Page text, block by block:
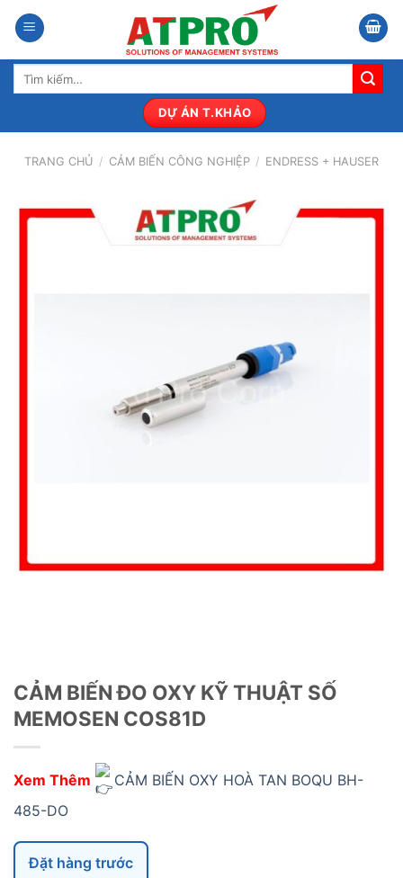
qua
nội
dung
Tìm
DỰ ÁN T.KHẢO
TRANG CHỦ / CẢM BIẾN CÔNG NGHIỆP / ENDRESS + HAUSER
CẢM BIẾN ĐO OXY KỸ THUẬT SỐ
MEMOSEN COS81D
Xem Thêm
CẢM BIẾN OXY HOÀ TAN BOQU BH-
485-DO
Đặt hàng trước